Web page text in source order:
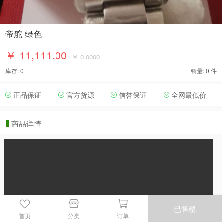
帝舵 绿色
￥ 11,111.00 ￥ 0.0000
库存: 0 销量: 0 件
正品保证 官方货源 信誉保证 全网最低价
商品详情
首页 分类 订单
已售罄